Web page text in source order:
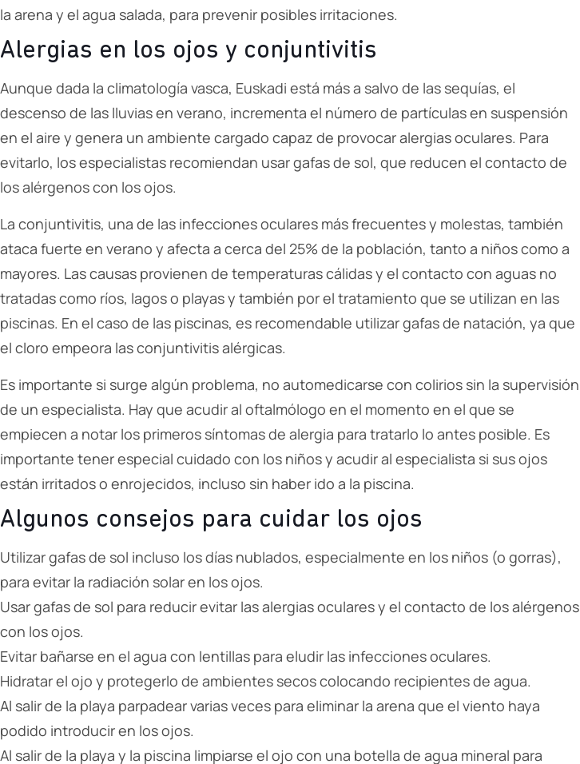
la arena y el agua salada, para prevenir posibles irritaciones.
Alergias en los ojos y conjuntivitis
Aunque dada la climatología vasca, Euskadi está más a salvo de las sequías, el
descenso de las lluvias en verano, incrementa el número de partículas en suspensión
en el aire y genera un ambiente cargado capaz de provocar alergias oculares. Para
evitarlo, los especialistas recomiendan usar gafas de sol, que reducen el contacto de
los alérgenos con los ojos.
La conjuntivitis, una de las infecciones oculares más frecuentes y molestas, también
ataca fuerte en verano y afecta a cerca del 25% de la población, tanto a niños como a
mayores. Las causas provienen de temperaturas cálidas y el contacto con aguas no
tratadas como ríos, lagos o playas y también por el tratamiento que se utilizan en las
piscinas. En el caso de las piscinas, es recomendable utilizar gafas de natación, ya que
el cloro empeora las conjuntivitis alérgicas.
Es importante si surge algún problema, no automedicarse con colirios sin la supervisión
de un especialista. Hay que acudir al oftalmólogo en el momento en el que se
empiecen a notar los primeros síntomas de alergia para tratarlo lo antes posible. Es
importante tener especial cuidado con los niños y acudir al especialista si sus ojos
están irritados o enrojecidos, incluso sin haber ido a la piscina.
Algunos consejos para cuidar los ojos
Utilizar gafas de sol incluso los días nublados, especialmente en los niños (o gorras),
para evitar la radiación solar en los ojos.
Usar gafas de sol para reducir evitar las alergias oculares y el contacto de los alérgenos
con los ojos.
Evitar bañarse en el agua con lentillas para eludir las infecciones oculares.
Hidratar el ojo y protegerlo de ambientes secos colocando recipientes de agua.
Al salir de la playa parpadear varias veces para eliminar la arena que el viento haya
podido introducir en los ojos.
Al salir de la playa y la piscina limpiarse el ojo con una botella de agua mineral para